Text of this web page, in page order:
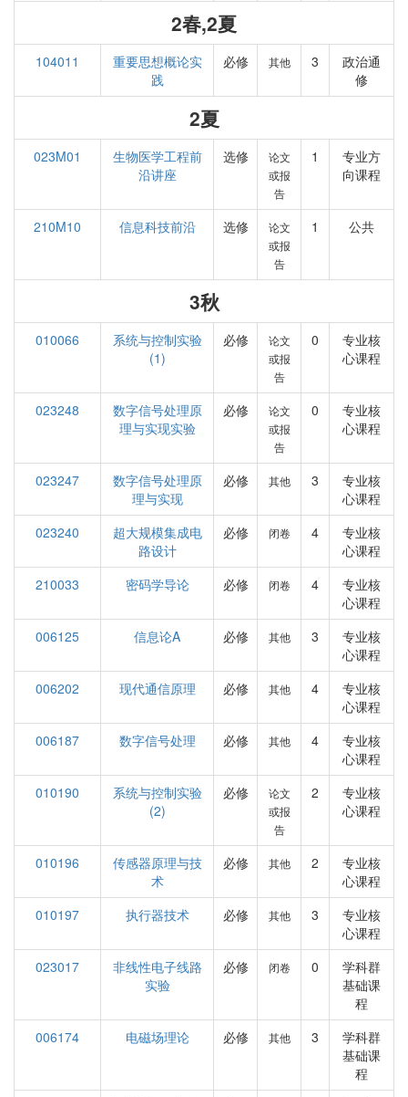
2春,2夏
104011
重要思想概论实
践
必修 其他 3
政治通
修
2夏
023M01
生物医学工程前
沿讲座
选修
论文
或报
告
1
专业方
向课程
210M10 信息科技前沿 选修
论文
或报
告
1 公共
3秋
010066
系统与控制实验
(1)
必修
论文
或报
告
0
专业核
心课程
023248
数字信号处理原
理与实现实验
必修
论文
或报
告
0
专业核
心课程
023247
数字信号处理原
理与实现
必修 其他 3
专业核
心课程
023240
超大规模集成电
路设计
必修 闭卷 4
专业核
心课程
210033
密码学导论 必修 闭卷 4
专业核
心课程
006125
信息论A 必修 其他 3
专业核
心课程
006202
现代通信原理 必修 其他 4
专业核
心课程
006187
数字信号处理 必修 其他 4
专业核
心课程
010190
系统与控制实验
(2)
必修
论文
或报
告
2
专业核
心课程
010196
传感器原理与技
术
必修 其他 2
专业核
心课程
010197
执行器技术 必修 其他 3
专业核
心课程
023017
非线性电子线路
实验
必修 闭卷 0
学科群
基础课
程
006174
电磁场理论 必修 其他 3
学科群
基础课
程